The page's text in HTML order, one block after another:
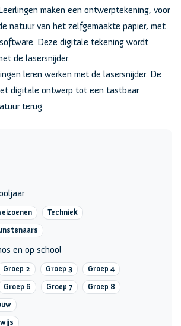
maken een ontwerptekening, voor
natuur van het zelfgemaakte papier, met
Deze digitale tekening wordt
de lasersnijder.
leren werken met de lasersnijder. De
digitale ontwerp tot een tastbaar
terug.
Techniek
en op school
Groep 2 Groep 3 Groep 4
Groep 6 Groep 7 Groep 8